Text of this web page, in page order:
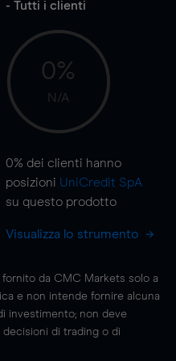
- Tutti i clienti
0%
N/A
0% dei clienti hanno
posizioni UniCredit SpA
su questo prodotto
Visualizza lo strumento
da CMC Markets solo a
e non intende fornire alcuna
investimento; non deve
di trading o di